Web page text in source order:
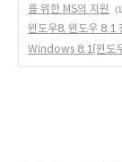
를 위한 MS의 지원
윈도우8, 윈도우 8.1
Windows 8.1(윈도